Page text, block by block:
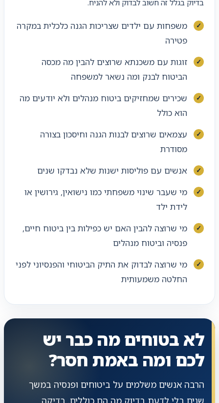
בדיוק בגלל זה חשוב לבדוק ולא להניח.
משפחות עם ילדים שצריכות הגנה כלכלית במקרה
פטירה
זוגות עם משכנתא שרוצים להבין מה מכסה
הביטוח לבנק ומה נשאר למשפחה
שכירים שמחזיקים ביטוח מנהלים ולא יודעים מה
הוא כולל
עצמאים שרוצים לבנות הגנה וחיסכון בצורה
מסודרת
אנשים עם פוליסות ישנות שלא נבדקו שנים
מי שעבר שינוי משפחתי כמו נישואין, גירושין או
לידת ילד
מי שרוצה להבין האם יש כפילות בין ביטוח חיים,
פנסיה וביטוח מנהלים
מי שרוצה לבדוק את התיק הביטוחי והפנסיוני לפני
החלטה משמעותית
לא בטוחים מה כבר יש
לכם ומה באמת חסר?
הרבה אנשים משלמים על ביטוחים ופנסיה במשך
שנים בלי לדעת בדיוק מה הם כוללים. בדיקה